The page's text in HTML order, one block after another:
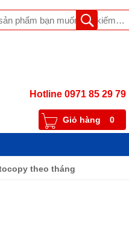
Hotline 0971 85 29 79
Giỏ hàng 0
theo tháng